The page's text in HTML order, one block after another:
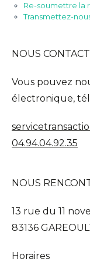
Re-soumettre la
Transmettez-
NOUS
Vous pouvez
électronique,
04.94.04.92.35
NOUS
13 rue du 11
83136
Horaires